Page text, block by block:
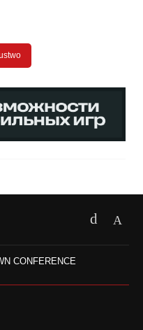
CONFERENCE